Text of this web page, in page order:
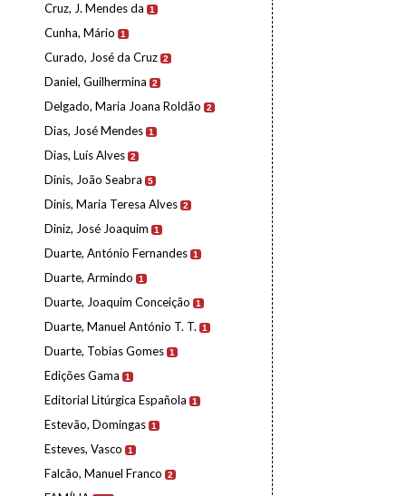
Cruz, J. Mendes da 1
Cunha, Mário 1
Curado, José da Cruz 2
Daniel, Guilhermina 2
Delgado, Maria Joana Roldão 2
Dias, José Mendes 1
Dias, Luís Alves 2
Dinis, João Seabra 5
Dinis, Maria Teresa Alves 2
Diniz, José Joaquim 1
Duarte, António Fernandes 1
Duarte, Armindo 1
Duarte, Joaquim Conceição 1
Duarte, Manuel António T. T. 1
Duarte, Tobias Gomes 1
Edições Gama 1
Editorial Litúrgica Española 1
Estevão, Domingas 1
Esteves, Vasco 1
Falcão, Manuel Franco 2